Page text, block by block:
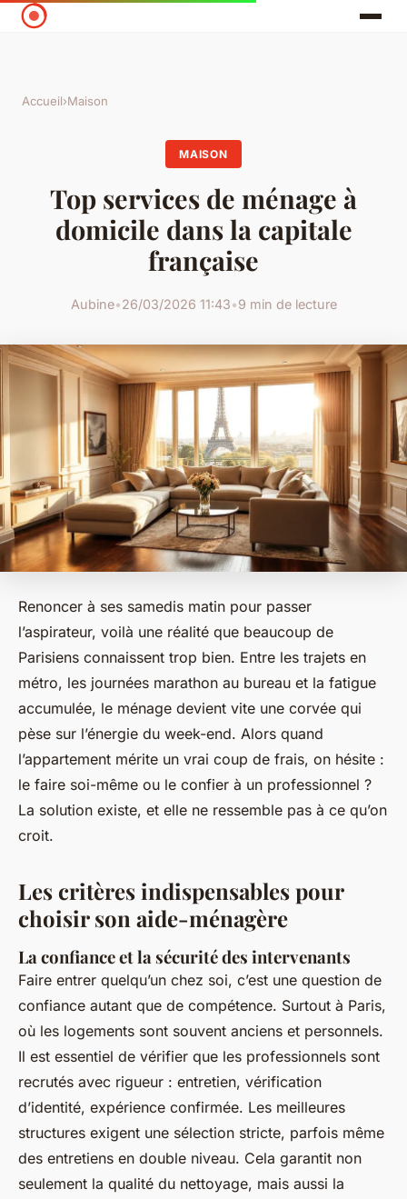
Accueil›Maison
MAISON
Top services de ménage à
domicile dans la capitale
française
Aubine•26/03/2026 11:43•9 min de lecture
Renoncer à ses samedis matin pour passer
l’aspirateur, voilà une réalité que beaucoup de
Parisiens connaissent trop bien. Entre les trajets en
métro, les journées marathon au bureau et la fatigue
accumulée, le ménage devient vite une corvée qui
pèse sur l’énergie du week-end. Alors quand
l’appartement mérite un vrai coup de frais, on hésite :
le faire soi-même ou le confier à un professionnel ?
La solution existe, et elle ne ressemble pas à ce qu’on
croit.
Les critères indispensables pour
choisir son aide-ménagère
La confiance et la sécurité des intervenants
Faire entrer quelqu’un chez soi, c’est une question de
confiance autant que de compétence. Surtout à Paris,
où les logements sont souvent anciens et personnels.
Il est essentiel de vérifier que les professionnels sont
recrutés avec rigueur : entretien, vérification
d’identité, expérience confirmée. Les meilleures
structures exigent une sélection stricte, parfois même
des entretiens en double niveau. Cela garantit non
seulement la qualité du nettoyage, mais aussi la